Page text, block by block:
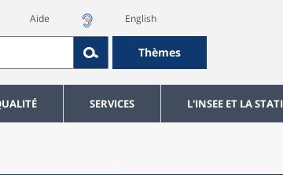
Aide English
Thèmes
SERVICES L'INSEE ET LA